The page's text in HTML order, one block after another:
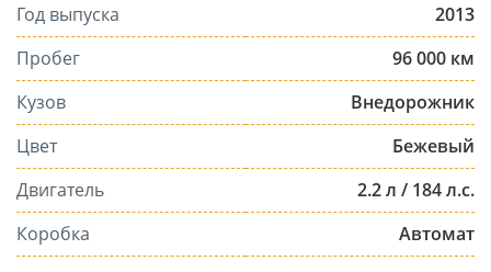
Год выпуска
2013
Пробег
96 000 км
Кузов
Внедорожник
Цвет
Бежевый
Двигатель
2.2 л / 184 л.с.
Коробка
Автомат